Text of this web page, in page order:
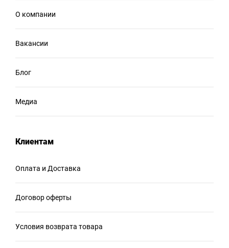
О компании
Вакансии
Блог
Медиа
Клиентам
Оплата и Доставка
Договор оферты
Условия возврата товара